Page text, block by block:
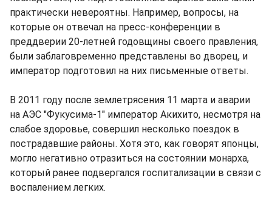
практически невероятны. Например, вопросы, на
которые он отвечал на пресс-конференции в
преддверии 20-летней годовщины своего правления,
были заблаговременно представлены во дворец, и
император подготовил на них письменные ответы.
В 2011 году после землетрясения 11 марта и аварии
на АЭС "Фукусима-1" император Акихито, несмотря на
слабое здоровье, совершил несколько поездок в
пострадавшие районы. Хотя это, как говорят японцы,
могло негативно отразиться на состоянии монарха,
который ранее подвергался госпитализации в связи с
воспалением легких.